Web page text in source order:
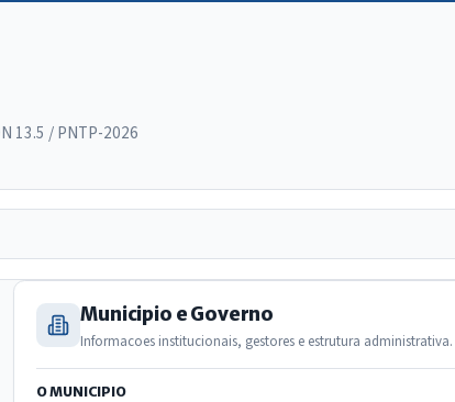
13.5 / PNTP-2026
Municipio e Governo
Informacoes institucionais, gestores e estrutura administrativa.
O MUNICIPIO